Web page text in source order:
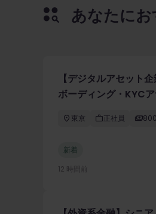
あなたに
【デジタルアセット
ボーディング・KYC
東京 正社員
新着
12 時間前